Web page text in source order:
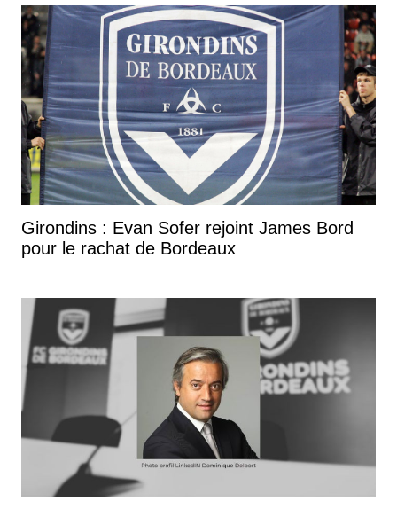
Girondins : Evan Sofer rejoint James Bord
pour le rachat de Bordeaux